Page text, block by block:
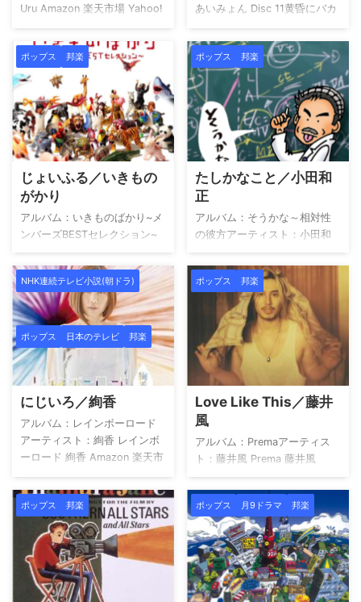
Uru Amazon 楽天市場 Yahoo!
ショッピング HMV TOWER
RECORDS Book Off メルカリ
この楽曲は ISUM（一般社団法
人音楽特定利用促進機構）登
録楽曲 です。 provided by
Wedding Sound アーティスト
について URU（ウル）は、
2013年にYouTubeチャンネル
を開設し、歌唱・演奏・編
曲・映像制作まですべてを一
人で手がけるスタイルで注目
を集めました。デビュー前か
ら総再生回数4,400万回 ...
あいみょん Disc 11黄昏にバカ
話をしたあの日を思い出す時
を2ハルノヒ3シガレット4さよ
ならの今日に5朝陽6裸の心7マ
シマロ8空の青さを知る人よ9
真夏の夜の匂いがする10ポプ
リの葉11チカ12そんな風に生
きてる Disc 2風とリボン -
POTATO STUDIO, June,
2020-1ふたりの世界2愛を伝
えたいだとか3サラバ4二人だ
けの国5ハッピー6葵7ハルノヒ
8裸の心9マリーゴールド10青
春と青春と青春 通常盤・限定
...
ポップス 邦楽
じょいふる／いきもの
がかり
アルバム：いきものばかり~メ
ンバーズBESTセレクション~
アーティスト：いきものがか
り いきものばかり~メンバーズ
BESTセレクション~ いきもの
がかり Amazon 楽天市場
Yahoo!ショッピング HMV
TOWER RECORDS Book Off
メルカリ この楽曲は
ISUM（一般社団法人音楽特定
利用促進機構）登録楽曲 で
す。 provided by Wedding
Sound アーティストについて
いきものがかりは、1999年に
水野良樹と山下穂尊によって
級生の妹 ...
ポップス 邦楽
たしかなこと／小田和
正
アルバム：そうかな～相対性
の彼方アーティスト：小田和
正 そうかな～相対性の彼方 小
田和正 Amazon 楽天市場
Yahoo!ショッピング HMV
TOWER RECORDS Book Off
メルカリ この楽曲は
ISUM（一般社団法人音楽特定
利用促進機構）登録楽曲 で
す。 provided by Wedding
Sound ここがポイント 「たし
かなこと」は2005年5月25日
に発売されたシングルで、ア
ルバム『そうかな』に収録さ
れています。明治安田生命の
れ、世代を超えて親し ...
NHK連続テレビ小説(朝ドラ)
ポップス 日本のテレビ 邦楽
にじいろ／絢香
アルバム：レインボーロード
アーティスト：絢香 レインボ
ーロード 絢香 Amazon 楽天市
TOWER RECORDS Book Off
メルカリ この楽曲は
ISUM（一般社団法人音楽特定
利用促進機構）登録楽曲 で
す。 provided by Wedding
Sound アーティストについて
絢香は、結婚式・披露宴では
ポップス 邦楽
Love Like This／藤井
風
アルバム：Premaアーティス
ト：藤井風 Prema 藤井風
Amazon 楽天市場 Yahoo!ショ
ッピング HMV TOWER
RECORDS Book Off メルカリ
provided by Wedding Sound
アーティストについて 藤井風
（Fujii Kaze）は、1997年岡山
県に生まれ、幼少期からピア
ノを学びながらクラシックや
ポップス 邦楽 ポップス 月9ドラマ 邦楽